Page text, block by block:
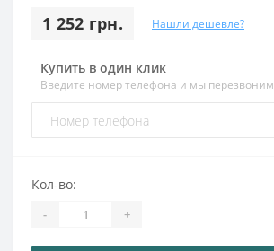
1 252 грн. Нашли дешевле?
Купить в один клик
Введите номер телефона и мы перезвоним
Кол-во:
- +